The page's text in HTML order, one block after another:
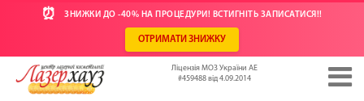
⏰ ЗНИЖКИ ДО -40% НА ПРОЦЕДУРИ! ВСТИГНІТЬ ЗАПИСАТИСЯ!!
ОТРИМАТИ ЗНИЖКУ
Ліцензія МОЗ України АЕ
#459488 від 4.09.2014